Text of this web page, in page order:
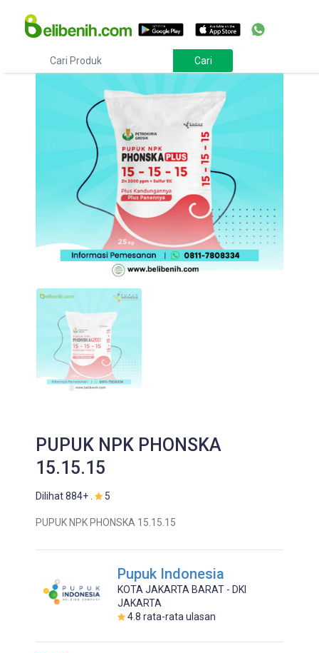
PUPUK NPK PHONSKA
15.15.15
Dilihat 884+ . 5
PUPUK NPK PHONSKA 15.15.15
Pupuk Indonesia
KOTA JAKARTA BARAT - DKI
JAKARTA
4.8 rata-rata ulasan